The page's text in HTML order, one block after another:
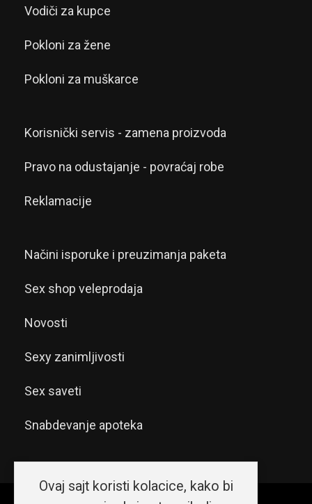
Vodiči za kupce
Pokloni za žene
Pokloni za muškarce
Korisnički servis - zamena proizvoda
Pravo na odustajanje - povraćaj robe
Reklamacije
Načini isporuke i preuzimanja paketa
Sex shop veleprodaja
Novosti
Sexy zanimljivosti
Sex saveti
Snabdevanje apoteka
Ovaj sajt koristi kolacice, kako bi